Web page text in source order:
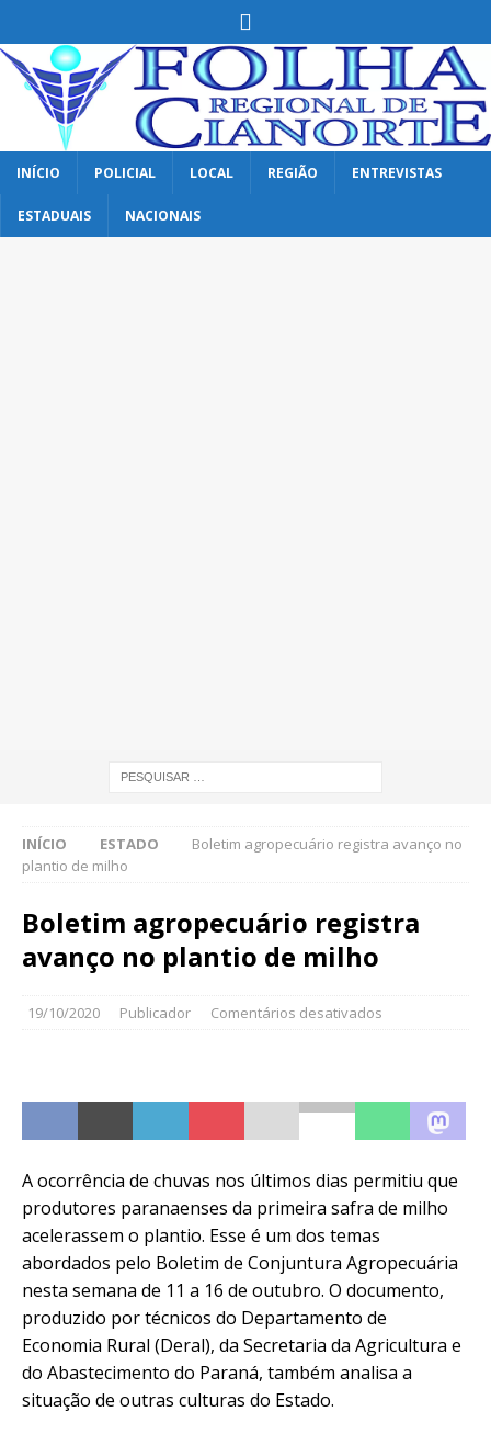
INÍCIO POLICIAL LOCAL REGIÃO ENTREVISTAS
ESTADUAIS NACIONAIS
INÍCIO ESTADO
Boletim agropecuário registra avanço no
plantio de milho
Boletim agropecuário registra
avanço no plantio de milho
19/10/2020 Publicador Comentários desativados
A ocorrência de chuvas nos últimos dias permitiu que
produtores paranaenses da primeira safra de milho
acelerassem o plantio. Esse é um dos temas
abordados pelo Boletim de Conjuntura Agropecuária
nesta semana de 11 a 16 de outubro. O documento,
produzido por técnicos do Departamento de
Economia Rural (Deral), da Secretaria da Agricultura e
do Abastecimento do Paraná, também analisa a
situação de outras culturas do Estado.